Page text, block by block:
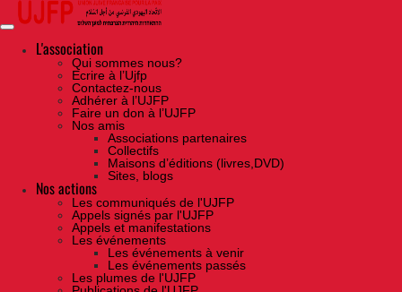
Skip
the
contentL'association
Qui sommes nous?
Ecrire à l’Ujfp
Contactez-nous
Adhérer à l’UJFP
Faire un don à l’UJFP
Nos amis
Associations partenaires
Collectifs
Maisons d’éditions (livres,DVD)
Sites, blogs
Nos actions
Les communiqués de l'UJFP
Appels signés par l'UJFP
Appels et manifestations
Les événements
Les événements à venir
Les événements passés
Les plumes de l'UJFP